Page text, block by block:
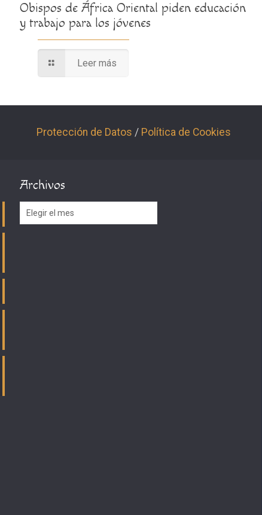
Obispos de África Oriental piden educación
y trabajo para los jóvenes
Leer más
Protección de Datos / Política de Cookies
Archivos
Archivos